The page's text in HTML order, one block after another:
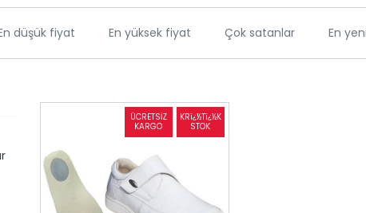
düşük fiyat En yüksek fiyat Çok satanlar En